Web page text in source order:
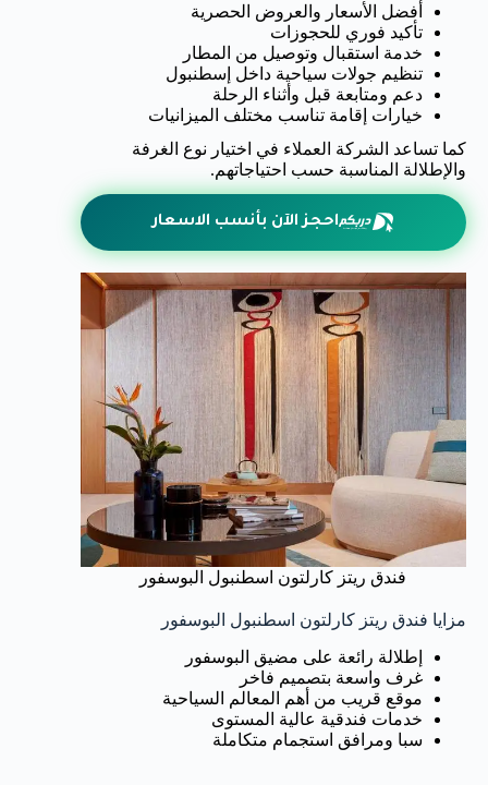
أفضل الأسعار والعروض الحصرية
تأكيد فوري للحجوزات
خدمة استقبال وتوصيل من المطار
تنظيم جولات سياحية داخل إسطنبول
دعم ومتابعة قبل وأثناء الرحلة
خيارات إقامة تناسب مختلف الميزانيات
كما تساعد الشركة العملاء في اختيار نوع الغرفة
والإطلالة المناسبة حسب احتياجاتهم.
احجز الآن بأنسب الاسعار
فندق ريتز كارلتون اسطنبول البوسفور
مزايا فندق ريتز كارلتون اسطنبول البوسفور
إطلالة رائعة على مضيق البوسفور
غرف واسعة بتصميم فاخر
موقع قريب من أهم المعالم السياحية
خدمات فندقية عالية المستوى
سبا ومرافق استجمام متكاملة